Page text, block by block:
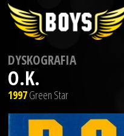
DYSKOGRAFIA
O.K.
1997Green Star